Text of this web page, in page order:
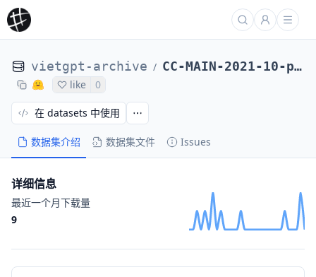
vietgpt-archive / CC-MAIN-2021-10-ppl
like 0
数据集介绍 数据集文件 Issues
在 datasets 中使用
详细信息
最近一个月下载量
9